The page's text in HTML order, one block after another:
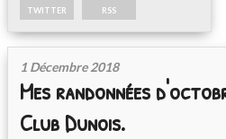
TWITTER RSS
1 Décembre 2018
Mes randonnées
Club Dunois.